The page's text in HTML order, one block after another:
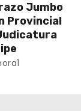
Jumbo
Provincial